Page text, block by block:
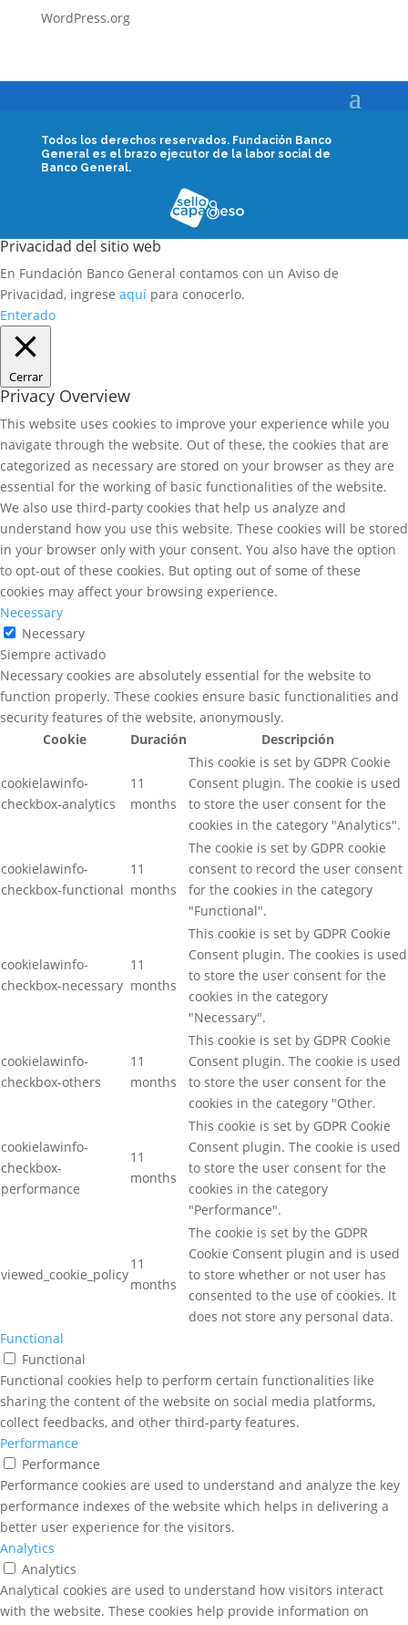
WordPress.org
Todos los derechos reservados. Fundación Banco
General es el brazo ejecutor de la labor social de
Banco General.
Privacidad del sitio web
En Fundación Banco General contamos con un Aviso de
Privacidad, ingrese aquí para conocerlo.
Enterado
Cerrar
Privacy Overview
This website uses cookies to improve your experience while you
navigate through the website. Out of these, the cookies that are
categorized as necessary are stored on your browser as they are
essential for the working of basic functionalities of the website.
We also use third-party cookies that help us analyze and
understand how you use this website. These cookies will be stored
in your browser only with your consent. You also have the option
to opt-out of these cookies. But opting out of some of these
cookies may affect your browsing experience.
Necessary
Necessary
Siempre activado
Necessary cookies are absolutely essential for the website to
function properly. These cookies ensure basic functionalities and
security features of the website, anonymously.
Cookie
Duración Descripción
cookielawinfo-
checkbox-analytics
11
months
This cookie is set by GDPR Cookie
Consent plugin. The cookie is used
to store the user consent for the
cookies in the category "Analytics".
cookielawinfo-
checkbox-functional
11
months
The cookie is set by GDPR cookie
consent to record the user consent
for the cookies in the category
"Functional".
cookielawinfo-
checkbox-necessary
11
months
This cookie is set by GDPR Cookie
Consent plugin. The cookies is used
to store the user consent for the
cookies in the category
"Necessary".
cookielawinfo-
checkbox-others
11
months
This cookie is set by GDPR Cookie
Consent plugin. The cookie is used
to store the user consent for the
cookies in the category "Other.
cookielawinfo-
checkbox-
performance
11
months
This cookie is set by GDPR Cookie
Consent plugin. The cookie is used
to store the user consent for the
cookies in the category
"Performance".
viewed_cookie_policy
11
months
The cookie is set by the GDPR
Cookie Consent plugin and is used
to store whether or not user has
consented to the use of cookies. It
does not store any personal data.
Functional
Functional
Functional cookies help to perform certain functionalities like
sharing the content of the website on social media platforms,
collect feedbacks, and other third-party features.
Performance
Performance
Performance cookies are used to understand and analyze the key
performance indexes of the website which helps in delivering a
better user experience for the visitors.
Analytics
Analytics
Analytical cookies are used to understand how visitors interact
with the website. These cookies help provide information on